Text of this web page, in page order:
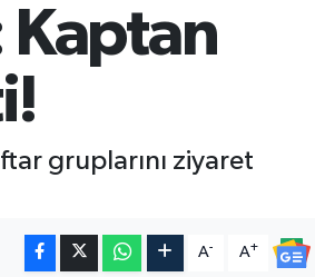
Kaptan
gruplarını ziyaret
A- A+